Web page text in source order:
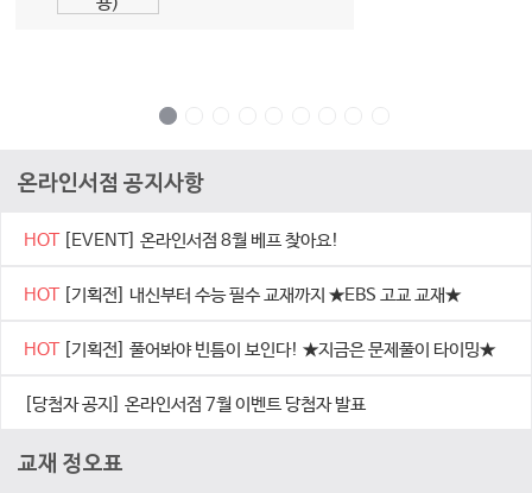
온라인서점 공지사항
HOT[EVENT] 온라인서점 8월 베프 찾아요!
HOT[기획전] 내신부터 수능 필수 교재까지 ★EBS 고교 교재★
HOT[기획전] 풀어봐야 빈틈이 보인다! ★지금은 문제풀이 타이밍★
[당첨자 공지] 온라인서점 7월 이벤트 당첨자 발표
교재 정오표